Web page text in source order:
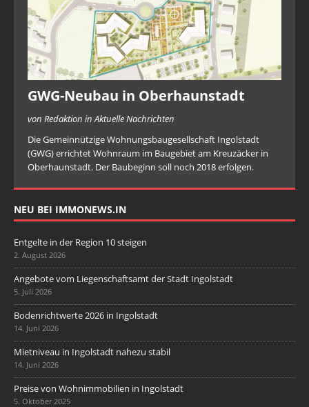
GWG-Neubau in Oberhaunstadt
von Redaktion in Aktuelle Nachrichten
Die Gemeinnützige Wohnungsbaugesellschaft Ingolstadt
(GWG) errichtet Wohnraum im Baugebiet am Kreuzäcker in
Oberhaunstadt. Der Baubeginn soll noch 2018 erfolgen.
NEU BEI IMMONEWS.IN
Entgelte in der Region 10 steigen
2. August 2026
Angebote vom Liegenschaftsamt der Stadt Ingolstadt
5. Juli 2026
Bodenrichtwerte 2026 in Ingolstadt
14. Juni 2026
Mietniveau in Ingolstadt nahezu stabil
14. Juni 2026
Preise von Wohnimmobilien in Ingolstadt
5. Oktober 2025